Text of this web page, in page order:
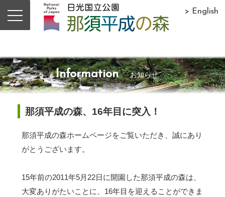
> English
Information お知らせ
那須平成の森、16年目に突入！
那須平成の森ホームページをご覧いただき、誠にあり
がとうございます。
15年前の2011年5月22日に開園した那須平成の森は、
大変ありがたいことに、16年目を迎えることができま